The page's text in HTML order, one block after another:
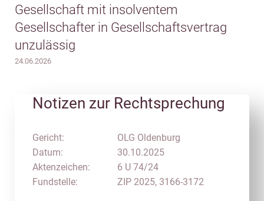
Gesellschaft mit insolventem
Gesellschafter in Gesellschaftsvertrag
unzulässig
24.06.2026
Notizen zur Rechtsprechung
Gericht:
Datum:
Aktenzeichen:
Fundstelle:
OLG Oldenburg
30.10.2025
6 U 74/24
ZIP 2025, 3166-3172